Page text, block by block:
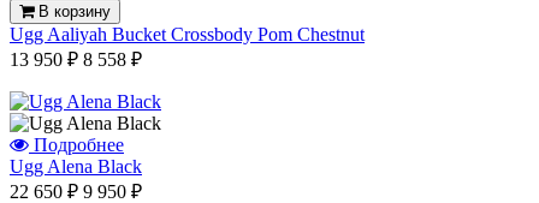
В корзину
Ugg Aaliyah Bucket Crossbody Pom Chestnut
13 950 ₽ 8 558 ₽
Подробнее
Ugg Alena Black
22 650 ₽ 9 950 ₽